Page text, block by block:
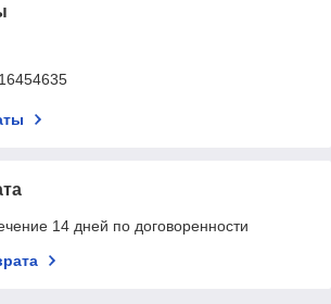
14 дней по договоренности